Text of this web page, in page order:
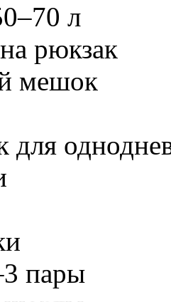
л
рюкзак
мешок
для
пары